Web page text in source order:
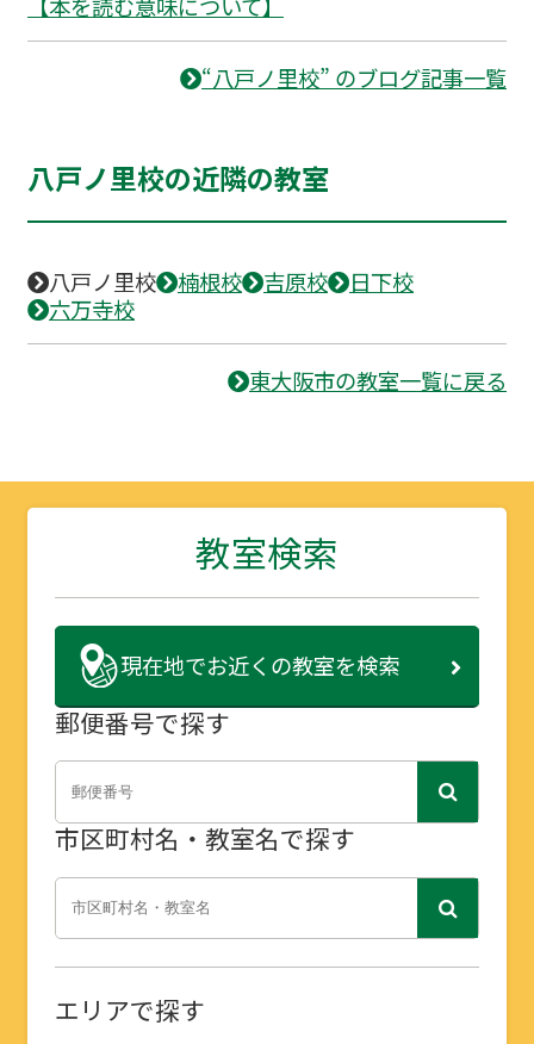
“八戸ノ里校” のブログ記事一覧
八戸ノ里校の近隣の教室
八戸ノ里校 楠根校 吉原校
日下校
六万寺校
東大阪市の教室一覧に戻る
教室検索
現在地でお近くの教室を検索
郵便番号で探す
市区町村名・教室名で探す
エリアで探す